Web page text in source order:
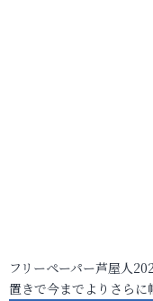
フリーペーパー芦屋人
置きで今までよりさら